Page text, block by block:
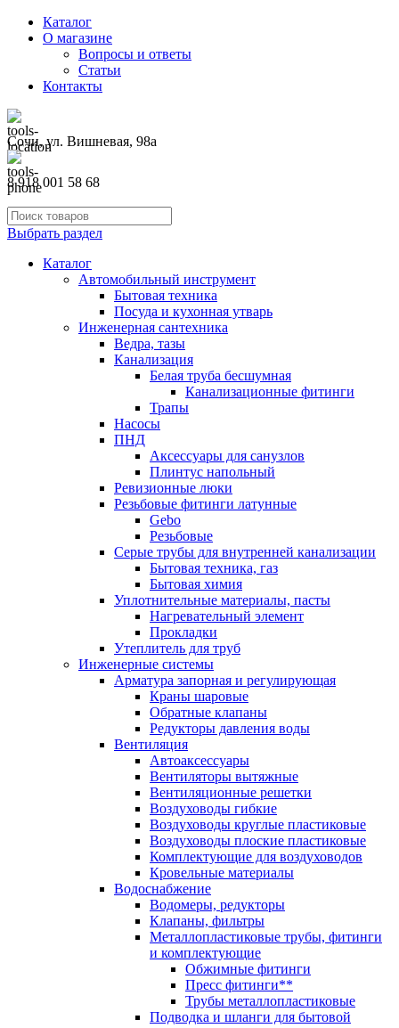
Каталог
О магазине
Вопросы и ответы
Статьи
Контакты
Сочи, ул. Вишневая, 98а
8 918 001 58 68
Выбрать раздел
Каталог
Автомобильный инструмент
Бытовая техника
Посуда и кухонная утварь
Инженерная сантехника
Ведра, тазы
Канализация
Белая труба бесшумная
Канализационные фитинги
Трапы
Насосы
ПНД
Аксессуары для санузлов
Плинтус напольный
Ревизионные люки
Резьбовые фитинги латунные
Gebo
Резьбовые
Серые трубы для внутренней канализации
Бытовая техника, газ
Бытовая химия
Уплотнительные материалы, пасты
Нагревательный элемент
Прокладки
Утеплитель для труб
Инженерные системы
Арматура запорная и регулирующая
Краны шаровые
Обратные клапаны
Редукторы давления воды
Вентиляция
Автоаксессуары
Вентиляторы вытяжные
Вентиляционные решетки
Воздуховоды гибкие
Воздуховоды круглые пластиковые
Воздуховоды плоские пластиковые
Комплектующие для воздуховодов
Кровельные материалы
Водоснабжение
Водомеры, редукторы
Клапаны, фильтры
Металлопластиковые трубы, фитинги
и комплектующие
Обжимные фитинги
Пресс фитинги**
Трубы металлопластиковые
Подводка и шланги для бытовой